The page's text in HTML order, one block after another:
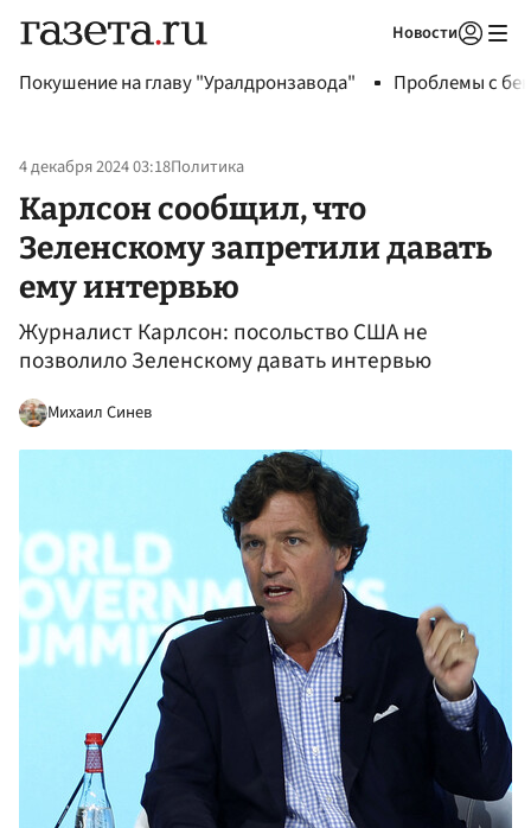
Новости
Покушение на главу "Уралдронзавода" Проблемы с
4 декабря 2024 03:18Политика
Карлсон сообщил, что
Зеленскому запретили давать
ему интервью
Журналист Карлсон: посольство США не
позволило Зеленскому давать интервью
Михаил Синев